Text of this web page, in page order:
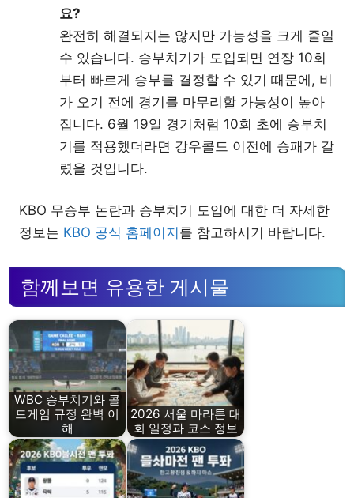
요?
완전히 해결되지는 않지만 가능성을 크게 줄일
수 있습니다. 승부치기가 도입되면 연장 10회
부터 빠르게 승부를 결정할 수 있기 때문에, 비
가 오기 전에 경기를 마무리할 가능성이 높아
집니다. 6월 19일 경기처럼 10회 초에 승부치
기를 적용했더라면 강우콜드 이전에 승패가 갈
렸을 것입니다.
KBO 무승부 논란과 승부치기 도입에 대한 더 자세한
정보는 KBO 공식 홈페이지 를 참고하시기 바랍니다.
함께보면 유용한 게시물
WBC 승부치기와 콜
드게임 규정 완벽 이
해
2026 서울 마라톤 대
회 일정과 코스 정보